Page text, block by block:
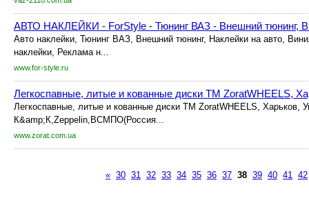
АВТО НАКЛЕЙКИ - ForStyle - Тюнинг ВАЗ - Внешний тюнинг,
Авто наклейки, Тюнинг ВАЗ, Внешний тюнинг, Наклейки на авто,
наклейки, Реклама н...
www.for-style.ru
Легкоспавные, литые и кованные диски TM ZoratWHEELS,
Легкоспавные, литые и кованные диски TM ZoratWHEELS, Харьков,
К&amp;К,Zeppelin,ВСМПО(Россия...
www.zorat.com.ua
« 30 31 32 33 34 35 36 37 38 39 40 41 42